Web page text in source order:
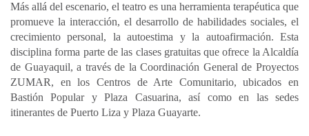
s
A
p
p
b
o
o
k
e
d
I
n
l
p
a
r
t
i
r
Más allá del escenario, el teatro es una herramienta terapéutica que
promueve la interacción, el desarrollo de habilidades sociales, el
crecimiento personal, la autoestima y la autoafirmación. Esta
disciplina forma parte de las clases gratuitas que ofrece la Alcaldía
de Guayaquil, a través de la Coordinación General de Proyectos
ZUMAR, en los Centros de Arte Comunitario, ubicados en
Bastión Popular y Plaza Casuarina, así como en las sedes
itinerantes de Puerto Liza y Plaza Guayarte.